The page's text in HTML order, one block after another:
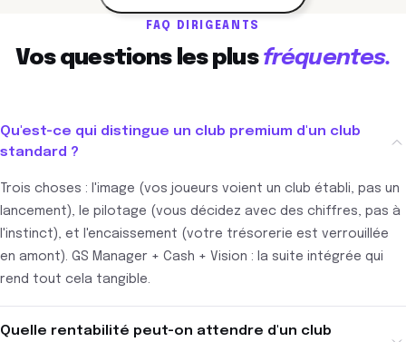
FAQ DIRIGEANTS
Vos questions les plus fréquentes.
Qu'est-ce qui distingue un club premium d'un club
standard ?
Trois choses : l'image (vos joueurs voient un club établi, pas un
lancement), le pilotage (vous décidez avec des chiffres, pas à
l'instinct), et l'encaissement (votre trésorerie est verrouillée
en amont). GS Manager + Cash + Vision : la suite intégrée qui
rend tout cela tangible.
Quelle rentabilité peut-on attendre d'un club